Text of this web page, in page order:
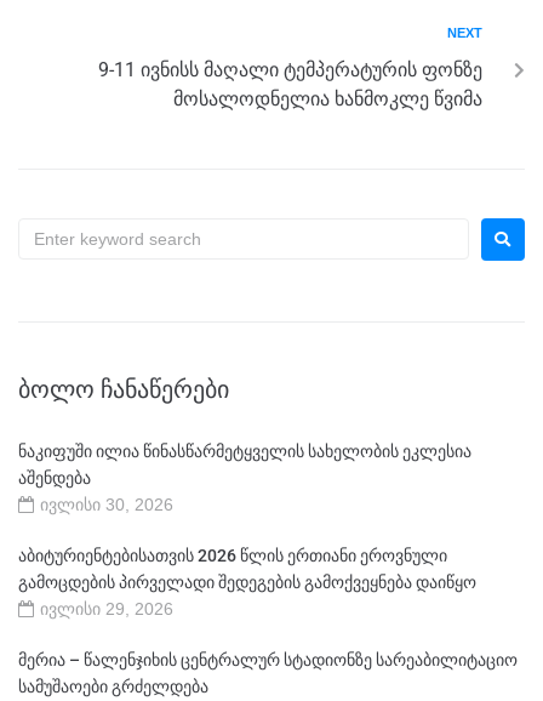
NEXT
9-11 ივნისს მაღალი ტემპერატურის ფონზე
მოსალოდნელია ხანმოკლე წვიმა
ᲑᲝᲚᲝ ᲩᲐᲜᲐᲬᲔᲠᲔᲑᲘ
ნაკიფუში ილია წინასწარმეტყველის სახელობის ეკლესია
აშენდება
ივლისი 30, 2026
აბიტურიენტებისათვის 2026 წლის ერთიანი ეროვნული
გამოცდების პირველადი შედეგების გამოქვეყნება დაიწყო
ივლისი 29, 2026
მერია – წალენჯიხის ცენტრალურ სტადიონზე სარეაბილიტაციო
სამუშაოები გრძელდება